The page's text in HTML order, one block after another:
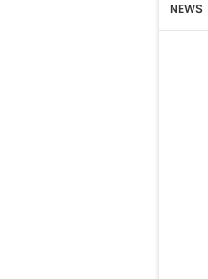
NEWS